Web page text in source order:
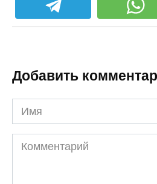
Добавить
Имя
Комментарий